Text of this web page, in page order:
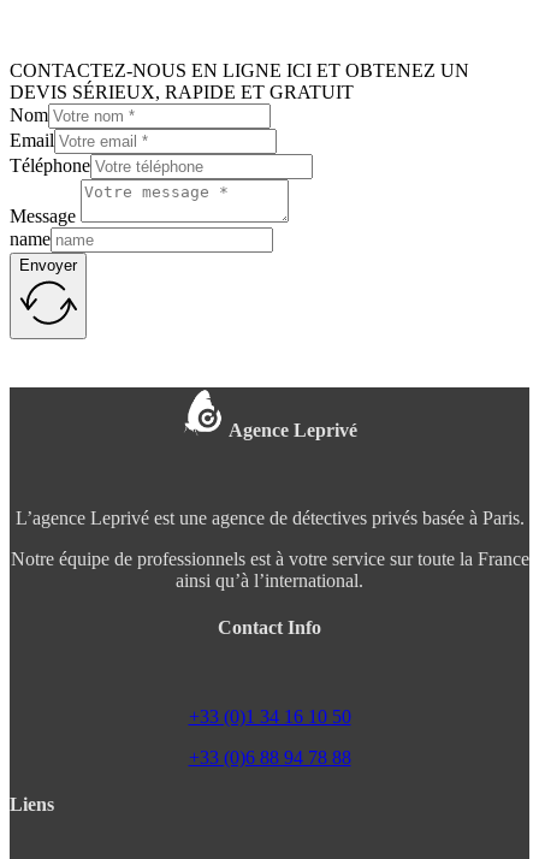
CONTACTEZ-NOUS EN LIGNE ICI ET OBTENEZ UN
DEVIS SÉRIEUX, RAPIDE ET GRATUIT
Nom
Email
Téléphone
Message
name
Envoyer
Agence Leprivé
L’agence Leprivé est une agence de détectives privés basée à Paris.
Notre équipe de professionnels est à votre service sur toute la France
ainsi qu’à l’international.
Contact Info
+33 (0)1 34 16 10 50
+33 (0)6 88 94 78 88
Liens